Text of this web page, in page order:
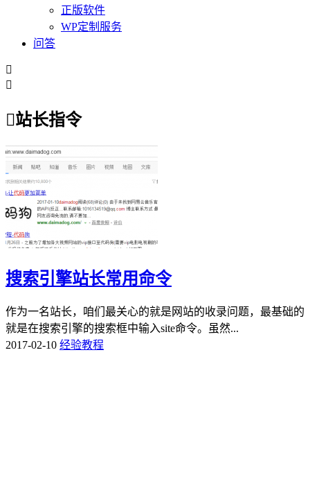
正版软件
WP定制服务
问答


站长指令
搜索引擎站长常用命令
作为一名站长，咱们最关心的就是网站的收录问题，最基础的
就是在搜索引擎的搜索框中输入site命令。虽然...
2017-02-10 经验教程